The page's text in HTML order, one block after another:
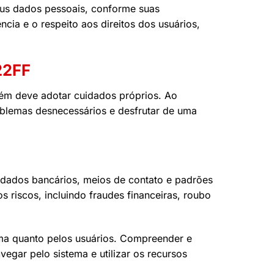
dados pessoais, conforme suas
e o respeito aos direitos dos usuários,
deve adotar cuidados próprios. Ao
desnecessários e desfrutar de uma
bancários, meios de contato e padrões
riscos, incluindo fraudes financeiras, roubo
quanto pelos usuários. Compreender e
pelo sistema e utilizar os recursos